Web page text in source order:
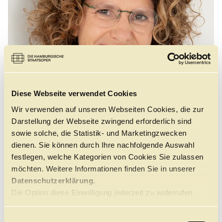
Diese Webseite verwendet Cookies
Wir verwenden auf unseren Webseiten Cookies, die zur
Darstellung der Webseite zwingend erforderlich sind
sowie solche, die Statistik- und Marketingzwecken
dienen. Sie können durch Ihre nachfolgende Auswahl
festlegen, welche Kategorien von Cookies Sie zulassen
möchten. Weitere Informationen finden Sie in unserer
Datenschutzerklärung.
Die Option diese Einwilligung jederzeit zu widerrufen
finden Sie
Führungen Jobs Kontakt
Musik gehört für Uta Babinecz seit frühester Kindheit